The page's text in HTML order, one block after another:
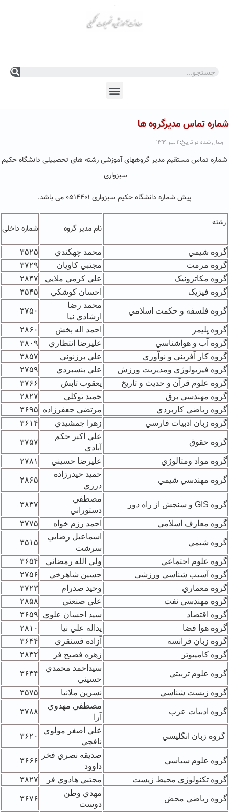
شماره تماس مدیرگروه ها
ارسال شده در تاریخ:۱۱ تیر ۱۳۹۹
شماره تماس مستقیم مدیر گروههای آموزشی رشته های تحصییلی دانشگاه حکیم
سبزواری
پیش شماره دانشگاه حکیم سبزواری ۰۵۱۴۴۰۱ می باشد.
رشته
نام مدیر گروه شماره داخلی
گروه شيمي محمد چهکندي
۳۵۲۵
گروه مرمت
مجتبي کاويان
۳۷۲۹
گروه مکاترونيک
علي کرمي ملايي
۲۸۴۷
گروه فيزيک
احسان کوشکي ۳۵۴۵
گروه فلسفه و حکمت اسلامي
محمد رضا
ارشادي نيا
۳۷۵۰
گروه پليمر احمد اله بخش
۲۸۶۰
گروه آب و هواشناسي
عليرضا انتظاري
۳۸۰۹
گروه کار آفريني و نوآوري
علي برزنوني
۳۸۵۷
گروه فيزيولوژي ومديريت ورزش
علي بنسبردي
۲۷۵۹
گروه علوم قرآن و حديث و تاريخ
يعقوب تابش
۳۷۶۶
گروه مهندسي برق
حميد توکلي
۲۸۲۷
گروه رياضي کاربردي
مرتضي جعفرزاده
۳۶۹۵
گروه زبان ادبيات فارسي
زهرا جمشيدي ۳۶۱۴
گروه حقوق
علي اکبر حکم
آبادي
۳۷۵۷
گروه مواد ومتالوژي عليرضا حسيني ۲۷۸۱
گروه مهندسي شيمي
حميد حيدرزاده
درزي
۲۸۶۵
گروه GIS و سنجش از راه دور
مصطفي
دستوراني
۳۸۳۷
گروه معارف اسلامي احمد رزم خواه ۳۷۷۵
گروه شيمي
اسماعيل رضايي
سرشت
۳۵۱۵
گروه علوم اجتماعي ولي الله رمضاني
۳۶۵۴
گروه آسيب شناسي ورزشی
حسين شاهرخي
۲۷۵۶
گروه معماري
وحيد صدرام
۳۷۲۳
گروه مهندسي نفت
علي صنعتي
۲۸۵۸
گروه اقتصاد
سيد احسان علوي
۳۶۵۹
گروه هوا فضا
يداله علي نيا
۲۸۱۰
گروه زبان فرانسه
آزاده فسنقري
۳۶۴۴
گروه کامپيوتر
زهره فصيح فر ۲۸۳۲
گروه علوم تربيتي
سيداحمد محمدي
حسيني
۳۶۳۴
گروه زيست شناسي نسرين ملانيا ۳۵۷۵
گروه ادبيات عرب
مصطفي مهدوي
آرا
۳۷۸۸
گروه زبان انگليسي
علي اصغر مولوي
نافچي
۳۶۲۰
گروه علوم سياسي
صديقه نصري فخر
داوود
۳۶۶۶
گروه تکنولوژي محيط زيست مجتبي هادوي فر ۳۸۲۷
گروه رياضي محض
مهدي وطن
دوست
۳۶۷۶